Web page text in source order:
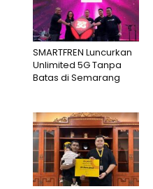
SMARTFREN Luncurkan
Unlimited 5G Tanpa
Batas di Semarang